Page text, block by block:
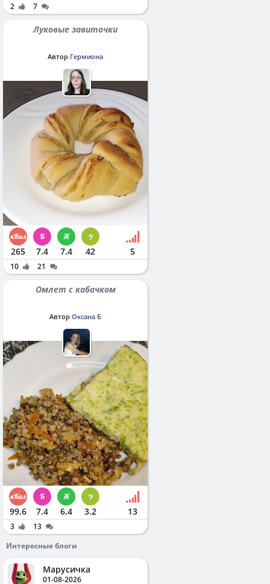
2 7
Луковые завиточки
Автор Гермиона
265 7.4 7.4 42 5
10 21
Омлет с кабачком
Автор Оксана Б
99.6 7.4 6.4 3.2 13
3
13
Интересные блоги
Марусичка
01-08-2026